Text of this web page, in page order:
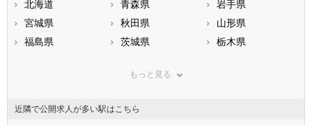
北海道 青森県
岩手県
宮城県
秋田県
山形県
福島県
茨城県
栃木県
神奈川県
石川県
福井県
もっと見る
近隣で公開求人が多い駅はこちら